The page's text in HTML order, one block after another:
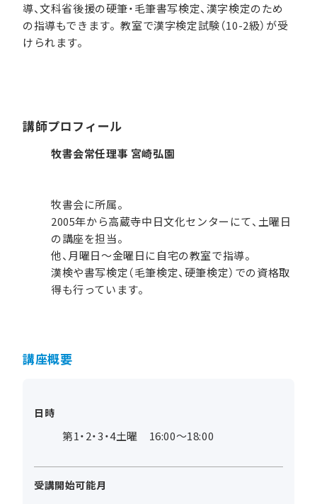
導、文科省後援の硬筆・毛筆書写検定、漢字検定のため
の指導もできます。教室で漢字検定試験（10-2級）が受
けられます。
講師プロフィール
牧書会常任理事 宮崎弘園
牧書会に所属。
2005年から高蔵寺中日文化センターにて、土曜日
の講座を担当。
他、月曜日～金曜日に自宅の教室で指導。
漢検や書写検定（毛筆検定、硬筆検定）での資格取
得も行っています。
講座概要
日時
第1・2・3・4土曜 16:00～18:00
受講開始可能月